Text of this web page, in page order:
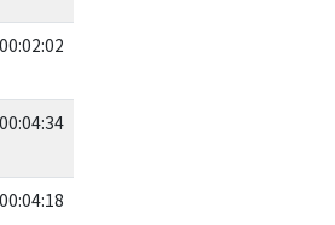
00:02:02
00:04:34
00:04:18